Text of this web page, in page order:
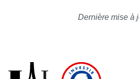
Dernière mise à